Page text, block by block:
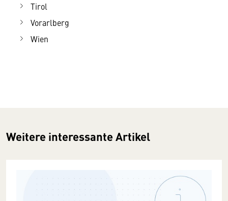
Tirol
Vorarlberg
Wien
Weitere interessante Artikel